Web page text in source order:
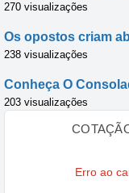
270 visualizações
Os opostos criam
238 visualizações
Conheça O
203 visualizações
Erro ao